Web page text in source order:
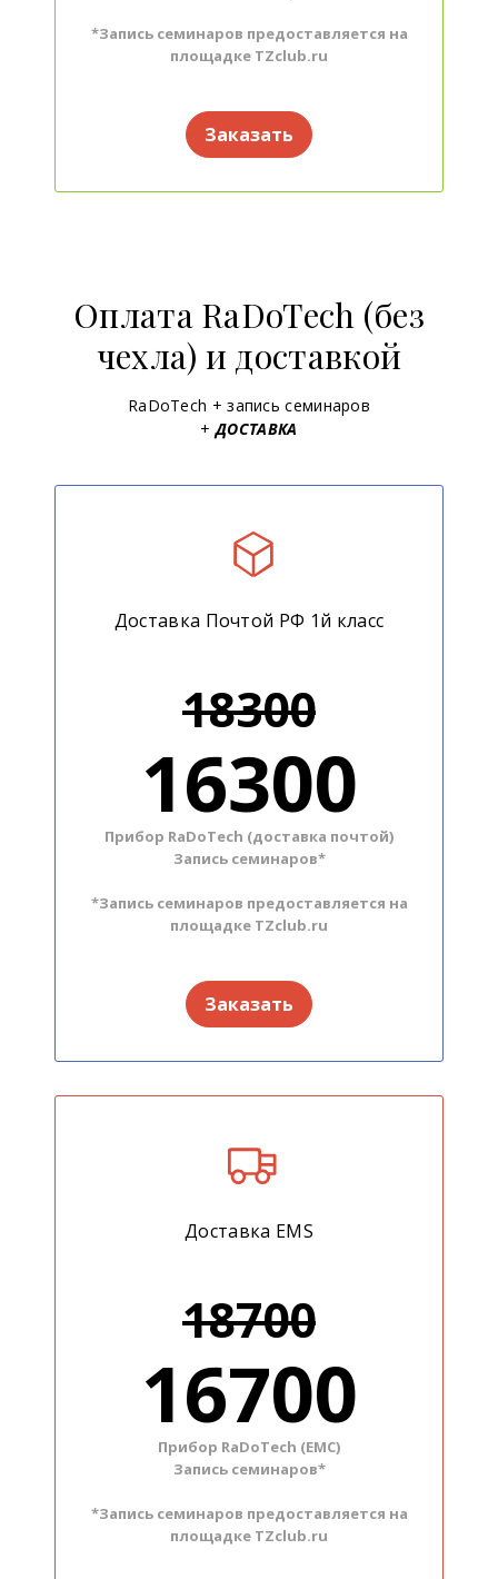
*Запись семинаров предоставляется на
площадке TZclub.ru
Заказать
Оплата RaDoTech (без
чехла) и доставкой
RaDoTech + запись семинаров
+ДОСТАВКА
Доставка Почтой РФ 1й класс
18300
16300
Прибор RaDoTech (доставка почтой)
Запись семинаров*
*Запись семинаров предоставляется на
площадке TZclub.ru
Заказать
Доставка EMS
18700
16700
Прибор RaDoTech (ЕМС)
Запись семинаров*
*Запись семинаров предоставляется на
площадке TZclub.ru